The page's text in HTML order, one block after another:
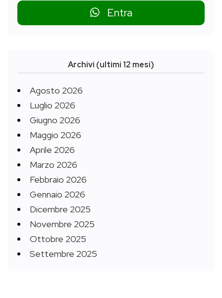
Entra
Archivi (ultimi 12 mesi)
Agosto 2026
Luglio 2026
Giugno 2026
Maggio 2026
Aprile 2026
Marzo 2026
Febbraio 2026
Gennaio 2026
Dicembre 2025
Novembre 2025
Ottobre 2025
Settembre 2025